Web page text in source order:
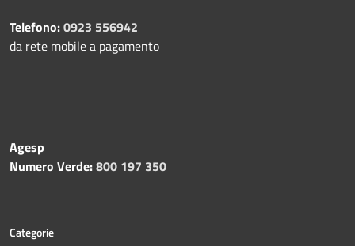
Telefono:0923 556942
da rete mobile a pagamento
Agesp
Numero Verde:800 197 350
Categorie